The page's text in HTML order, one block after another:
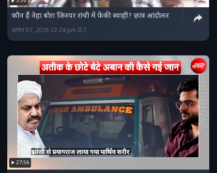
कौन हैं नेहा बोरा जिनपर रांची में फेंकी स्याही? छात्र आंदोलन
अगस्त 07, 2026 22:24 pm IST
27:56